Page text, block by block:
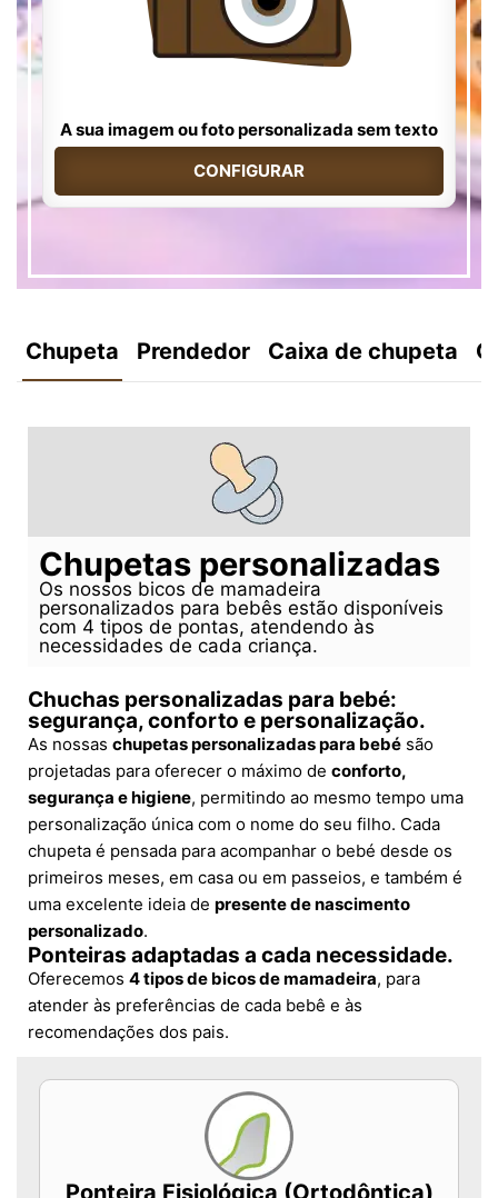
A sua imagem ou foto personalizada sem texto
CONFIGURAR
Chupeta Prendedor Caixa de chupeta
Chupetas personalizadas
Os nossos bicos de mamadeira
personalizados para bebês estão disponíveis
com 4 tipos de pontas, atendendo às
necessidades de cada criança.
Chuchas personalizadas para bebé:
segurança, conforto e personalização.
As nossas chupetas personalizadas para bebé são
projetadas para oferecer o máximo de conforto,
segurança e higiene, permitindo ao mesmo tempo uma
personalização única com o nome do seu filho. Cada
chupeta é pensada para acompanhar o bebé desde os
primeiros meses, em casa ou em passeios, e também é
uma excelente ideia de presente de nascimento
personalizado.
Ponteiras adaptadas a cada necessidade.
Oferecemos 4 tipos de bicos de mamadeira, para
atender às preferências de cada bebê e às
recomendações dos pais.
Ponteira Fisiológica (Ortodôntica)